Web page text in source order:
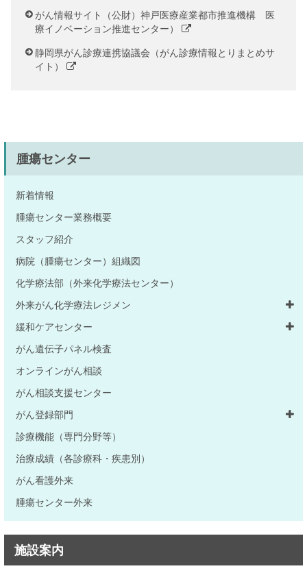
がん情報サイト（公財）神戸医療産業都市推進機構 医
療イノベーション推進センター）
静岡県がん診療連携協議会（がん診療情報とりまとめサ
イト）
腫瘍センター
新着情報
腫瘍センター業務概要
スタッフ紹介
病院（腫瘍センター）組織図
化学療法部（外来化学療法センター）
外来がん化学療法レジメン
緩和ケアセンター
がん遺伝子パネル検査
オンラインがん相談
がん相談支援センター
がん登録部門
診療機能（専門分野等）
治療成績（各診療科・疾患別）
がん看護外来
腫瘍センター外来
施設案内